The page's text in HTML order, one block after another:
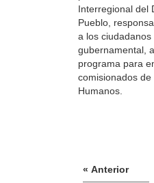
Interregional del
Pueblo,
a los
gubernamental,
programa para
comisionados de
Humanos.
« Anterior